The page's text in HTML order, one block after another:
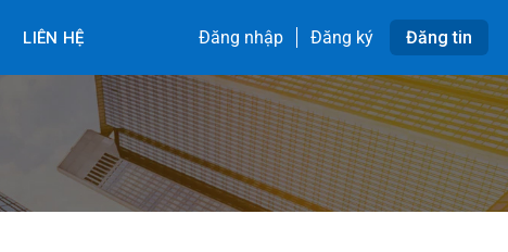
LIÊN HỆ Đăng nhập Đăng ký Đăng tin